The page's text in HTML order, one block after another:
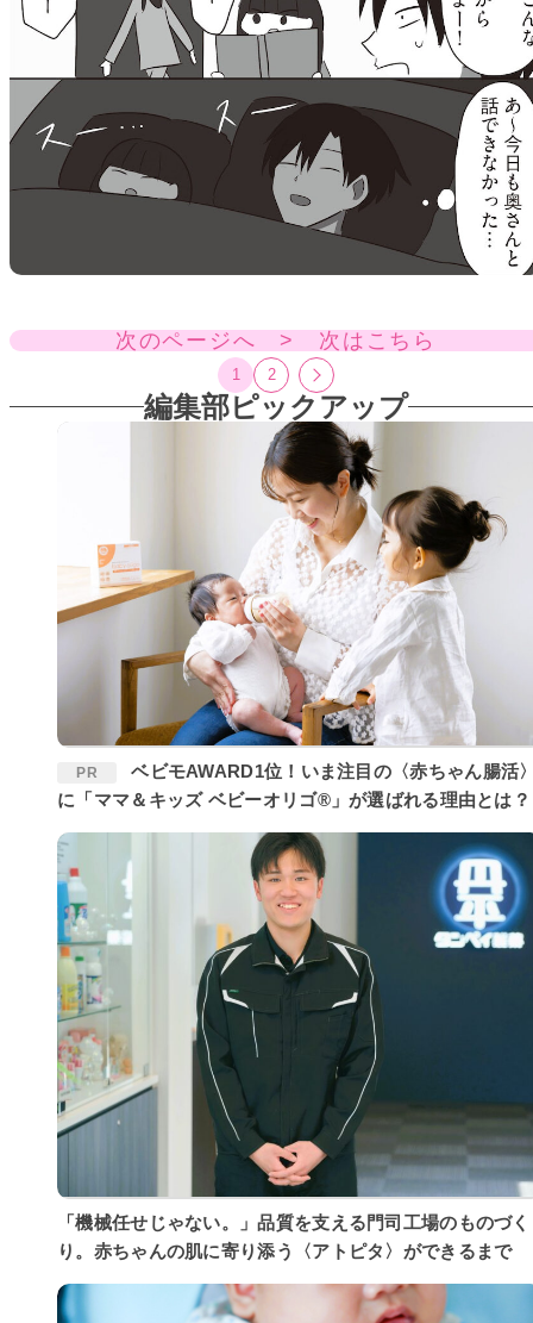
次のページへ > 次はこちら
1 2
編集部ピックアップ
PR
ベビモAWARD1位！いま注目の〈赤ちゃん腸活〉
に「ママ＆キッズ ベビーオリゴ®」が選ばれる理由とは？
「機械任せじゃない。」品質を支える門司工場のものづく
り。赤ちゃんの肌に寄り添う〈アトピタ〉ができるまで